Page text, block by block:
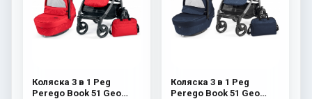
Коляска 3 в 1 Peg
Perego Book 51 Geo
Коляска 3 в 1 Peg
Perego Book 51 Geo